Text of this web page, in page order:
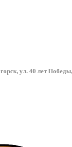
ул. 40 лет